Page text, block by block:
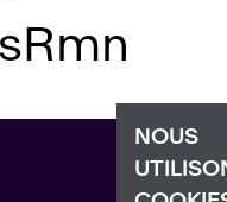
NOUS